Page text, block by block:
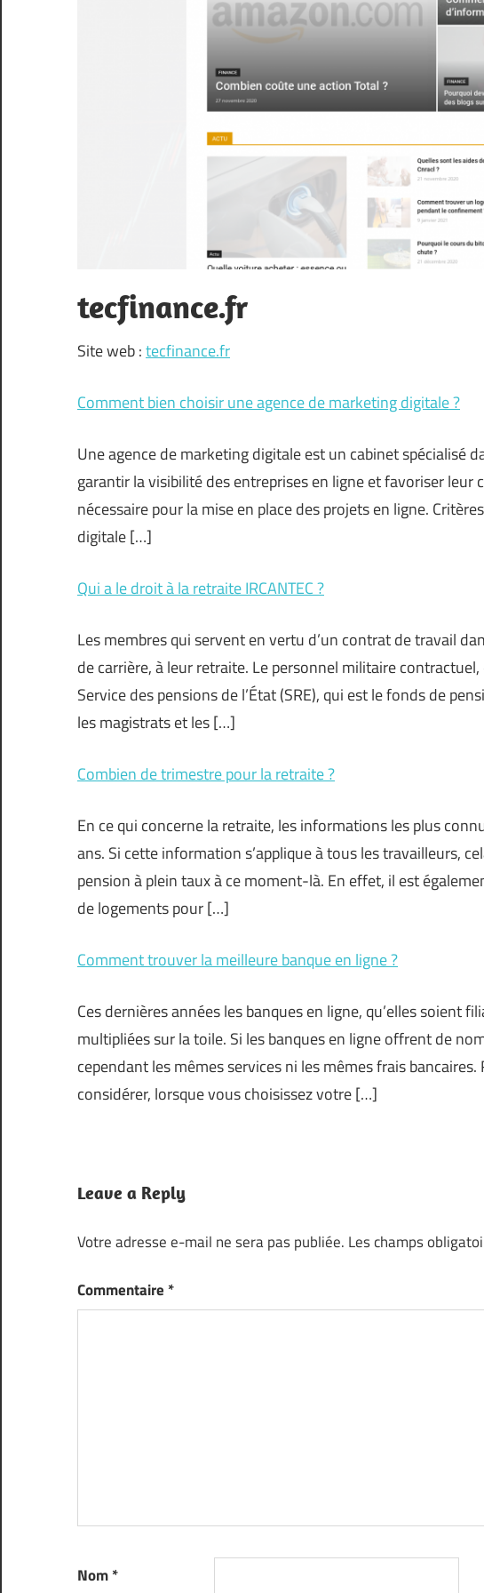
tecfinance.fr
Site web :tecfinance.fr
Comment bien choisir une agence de marketing digitale ?
Une agence de marketing digitale est un cabinet spécialisé
garantir la visibilité des entreprises en ligne et favoriser leur
nécessaire pour la mise en place des projets en ligne.
digitale […]
Qui a le droit à la retraite IRCANTEC ?
Les membres qui servent en vertu d’un contrat de travail
de carrière, à leur retraite. Le personnel militaire
Service des pensions de l’État (SRE), qui est le fonds de
les magistrats et les […]
Combien de trimestre pour la retraite ?
En ce qui concerne la retraite, les informations les plus
ans. Si cette information s’applique à tous les travailleurs,
pension à plein taux à ce moment-là. En effet, il est
de logements pour […]
Comment trouver la meilleure banque en ligne ?
Ces dernières années les banques en ligne, qu’elles soient
multipliées sur la toile. Si les banques en ligne offrent de
cependant les mêmes services ni les mêmes frais
considérer, lorsque vous choisissez votre […]
Leave a Reply
Votre adresse e-mail ne sera pas publiée. Les champs
Commentaire *
Nom*